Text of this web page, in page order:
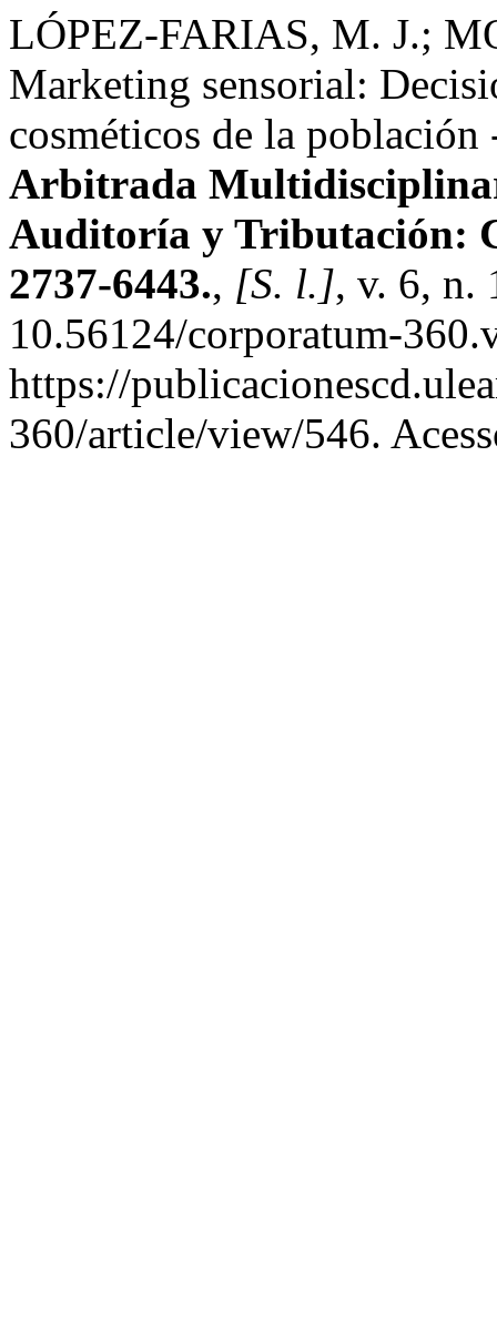
LÓPEZ-FARIAS, M. J.;
Marketing sensorial:
cosméticos de la
Arbitrada
Auditoría y Tributación:
2737-6443., [S. l.], v. 6, n.
10.56124/corporatum-
https://
360/article/view/546.